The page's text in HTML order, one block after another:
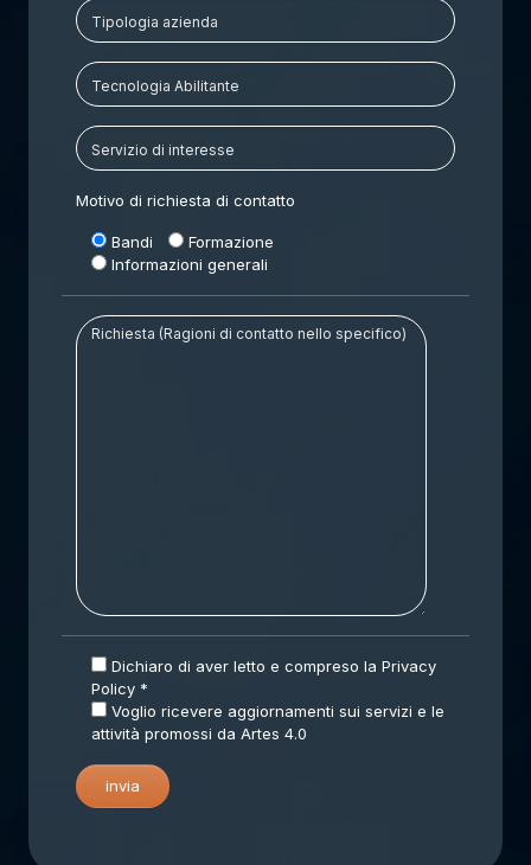
Motivo di richiesta di contatto
Bandi
Formazione
Informazioni generali
Dichiaro di aver letto e compreso la Privacy
Policy *
Voglio ricevere aggiornamenti sui servizi e le
attività promossi da Artes 4.0